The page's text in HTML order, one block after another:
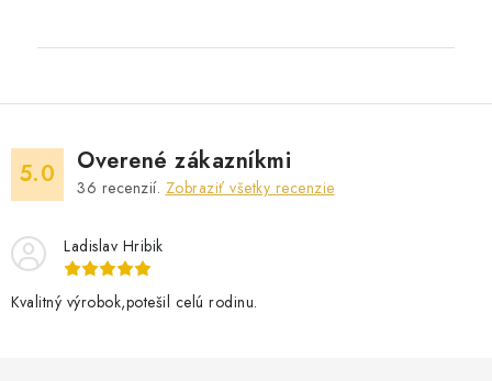
5.0 Overené zákazníkmi
36 recenzií. Zobraziť všetky recenzie
Ladislav Hribik
Kvalitný výrobok,potešil celú rodinu.